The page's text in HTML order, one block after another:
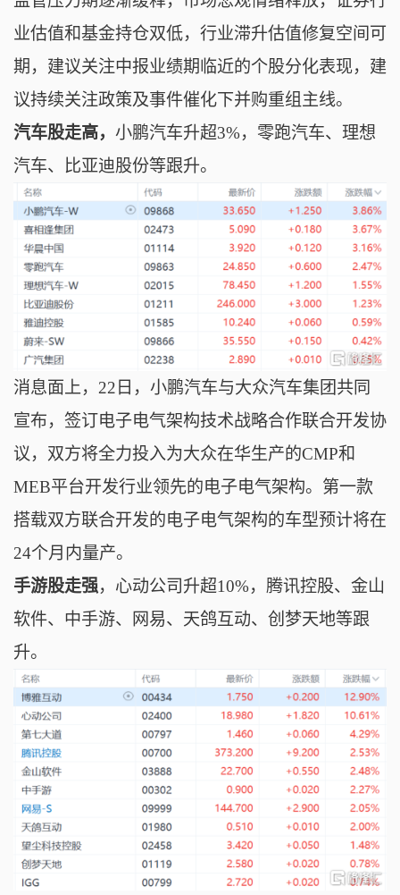
业估值和基金持仓双低，行业滞升估值修复空间可
期，建议关注中报业绩期临近的个股分化表现，建
议持续关注政策及事件催化下并购重组主线。
汽车股走高， 小鹏汽车升超3%， 零跑汽车、理想
汽车、比亚迪股份等跟升。
消息面上，22日，小鹏汽车与大众汽车集团共同
宣布，签订电子电气架构技术战略合作联合开发协
议，双方将全力投入为大众在华生产的CMP和
MEB平台开发行业领先的电子电气架构。第一款
搭载双方联合开发的电子电气架构的车型预计将在
24个月内量产。
手游股走强， 心动公司升超10%， 腾讯控股、金山
软件、中手游、网易、天鸽互动、创梦天地等跟
升。